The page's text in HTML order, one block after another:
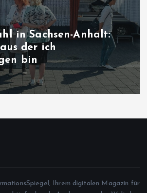
in Sachsen-Anhalt:
der ich
bin
Ihrem digitalen Magazin für